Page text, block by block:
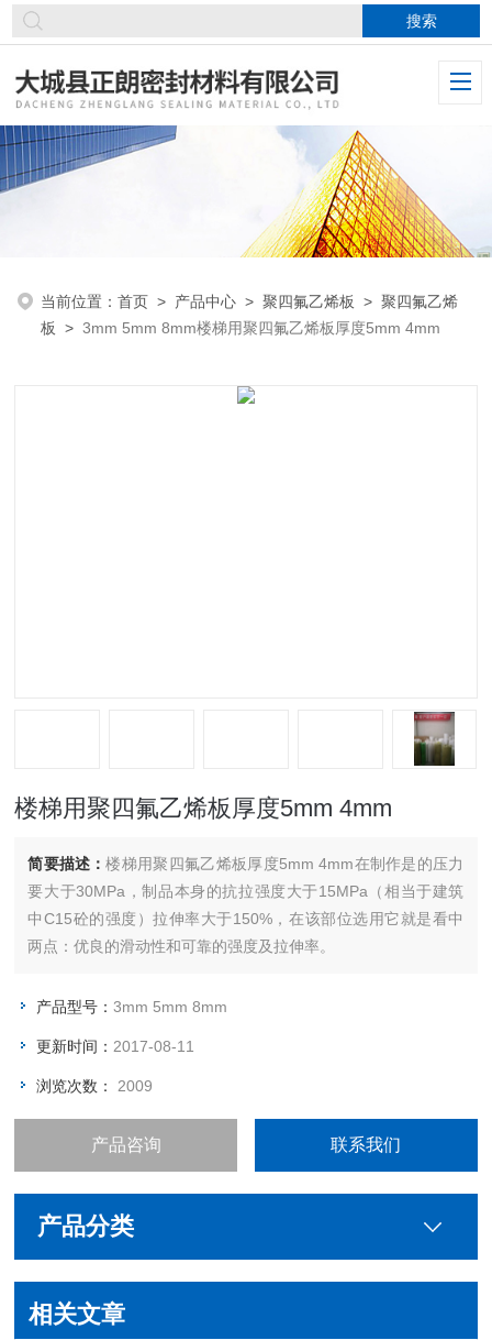
当前位置：首页 > 产品中心 >聚四氟乙烯板 >聚四氟乙烯
板
>3mm 5mm 8mm楼梯用聚四氟乙烯板厚度5mm 4mm
楼梯用聚四氟乙烯板厚度5mm 4mm
简要描述：楼梯用聚四氟乙烯板厚度5mm 4mm在制作是的压力
要大于30MPa，制品本身的抗拉强度大于15MPa（相当于建筑
中C15砼的强度）拉伸率大于150%，在该部位选用它就是看中
两点：优良的滑动性和可靠的强度及拉伸率。
产品型号：3mm 5mm 8mm
更新时间： 2017-08-11
浏览次数： 2009
产品咨询 联系我们
产品分类
相关文章